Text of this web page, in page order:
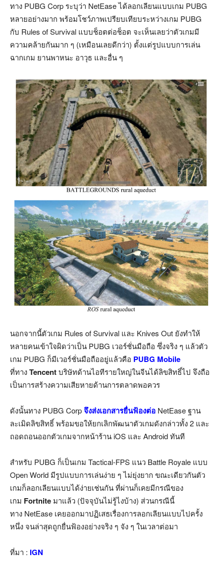
ทาง PUBG Corp ระบุว่า NetEase ได้ลอกเลียนแบบเกม PUBG
หลายอย่างมาก พร้อมโชว์ภาพเปรียบเทียบระหว่างเกม PUBG
กับ Rules of Survival แบบช็อตต่อช็อต จะเห็นเลยว่าตัวเกมมี
ความคล้ายกันมาก ๆ (เหมือนเลยดีกว่า) ตั้งแต่รูปแบบการเล่น
ฉากเกม ยานพาหนะ อาวุธ และอื่น ๆ
นอกจากนี้ตัวเกม Rules of Survival และ Knives Out ยังทำให้
หลายคนเข้าใจผิดว่าเป็น PUBG เวอร์ชั่นมือถือ ซึ่งจริง ๆ แล้วตัว
เกม PUBG ก็มีเวอร์ชั่นมือถืออยู่แล้วคือ PUBG Mobile
ที่ทางTencentบริษัทด้านไอทีรายใหญ่ในจีนได้ลิขสิทธิ์ไป จึงถือ
เป็นการสร้างความเสียหายด้านการตลาดพอควร
ดังนั้นทาง PUBG Corpจึงส่งเอกสารยื่นฟ้องต่อ NetEase ฐาน
ละเมิดลิขสิทธิ์ พร้อมขอให้ยกเลิกพัฒนาตัวเกมดังกล่าวทั้ง 2 และ
ถอดถอนออกตัวเกมจากหน้าร้าน iOS และ Android ทันที
สำหรับ PUBG ก็เป็นเกม Tactical-FPS แนว Battle Royale แบบ
Open World มีรูปแบบการเล่นง่าย ๆ ไม่ยุ่งยาก ขณะเดียวกันตัว
เกมก็ลอกเลียนแบบได้ง่ายเช่นกัน ที่ผ่านก็เคยมีกรณีของ
เกม Fortnite มาแล้ว (ปัจจุบันไม่รู้ไงบ้าง) ส่วนกรณีนี้
ทาง NetEase เคยออกมาปฏิเสธเรื่องการลอกเลียนแบบไปครั้ง
หนึ่ง จนล่าสุดถูกยื่นฟ้องอย่างจริง ๆ จัง ๆ ในเวลาต่อมา
ที่มา : IGN